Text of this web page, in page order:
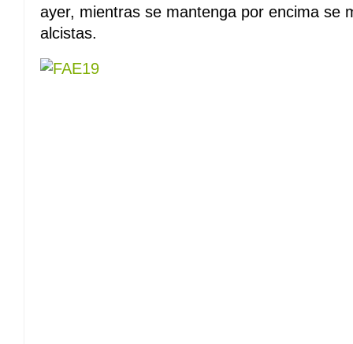
ayer, mientras se mantenga por encima se
alcistas.